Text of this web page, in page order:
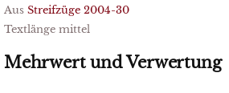
Aus Streifzüge 2004-30
Textlänge mittel
Mehrwert und Verwertung